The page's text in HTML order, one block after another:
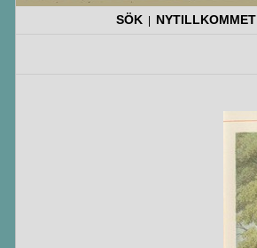
SÖK NYTILLKOMMET